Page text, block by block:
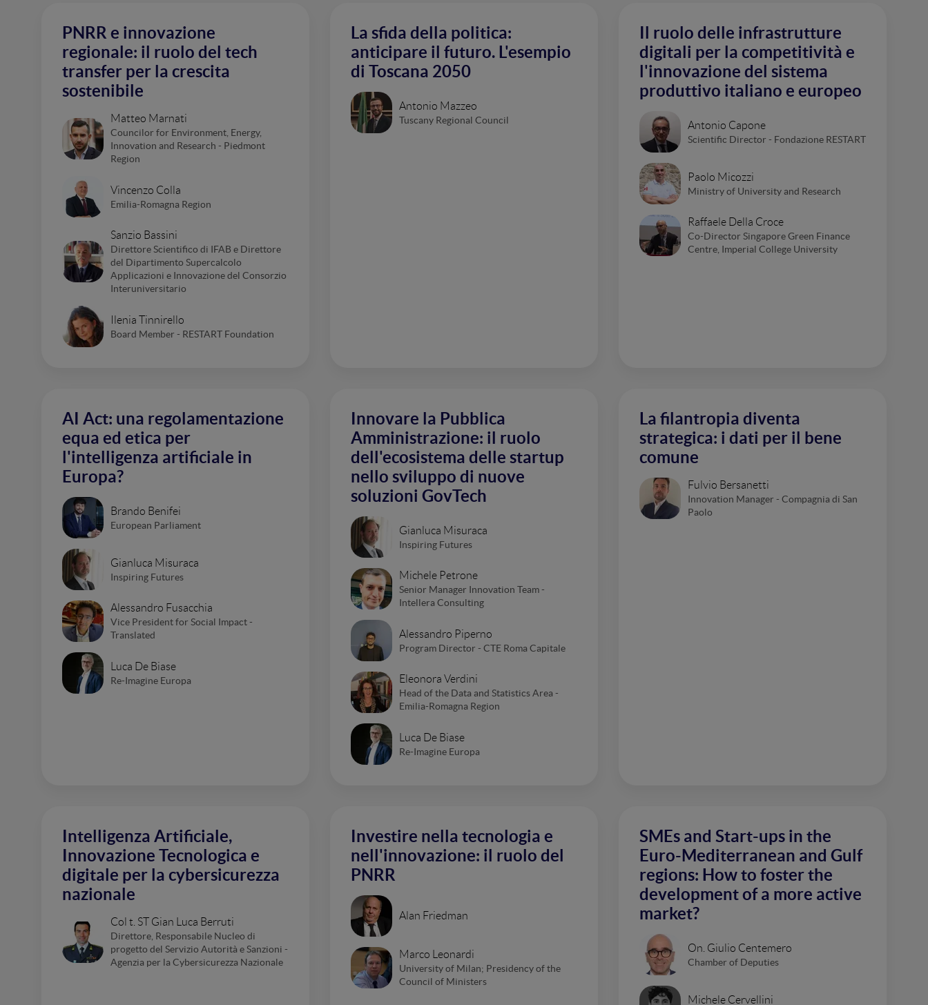
PNRR e innovazione
regionale: il ruolo del tech
transfer per la crescita
sostenibile
Matteo Marnati
Councilor for Environment, Energy,
Innovation and Research - Piedmont
Region
Vincenzo Colla
Emilia-Romagna Region
Sanzio Bassini
Direttore Scientifico di IFAB e Direttore
del Dipartimento Supercalcolo
Applicazioni e Innovazione del Consorzio
Interuniversitario
Ilenia Tinnirello
Board Member - RESTART Foundation
La sfida della politica:
anticipare il futuro. L'esempio
di Toscana 2050
Antonio Mazzeo
Tuscany Regional Council
Il ruolo delle infrastrutture
digitali per la competitività e
l'innovazione del sistema
produttivo italiano e europeo
Antonio Capone
Scientific Director - Fondazione RESTART
Paolo Micozzi
Ministry of University and Research
Raffaele Della Croce
Co-Director Singapore Green Finance
Centre, Imperial College University
AI Act: una regolamentazione
equa ed etica per
l'intelligenza artificiale in
Europa?
Brando Benifei
European Parliament
Gianluca Misuraca
Inspiring Futures
Alessandro Fusacchia
Vice President for Social Impact -
Translated
Luca De Biase
Re-Imagine Europa
Innovare la Pubblica
Amministrazione: il ruolo
dell'ecosistema delle startup
nello sviluppo di nuove
soluzioni GovTech
Gianluca Misuraca
Inspiring Futures
Michele Petrone
Senior Manager Innovation Team -
Intellera Consulting
Alessandro Piperno
Program Director - CTE Roma Capitale
Eleonora Verdini
Head of the Data and Statistics Area -
Emilia-Romagna Region
Luca De Biase
Re-Imagine Europa
La filantropia diventa
strategica: i dati per il bene
comune
Fulvio Bersanetti
Innovation Manager - Compagnia di San
Paolo
Intelligenza Artificiale,
Innovazione Tecnologica e
digitale per la cybersicurezza
nazionale
Col t. ST Gian Luca Berruti
Direttore, Responsabile Nucleo di
progetto del Servizio Autorità e Sanzioni -
Agenzia per la Cybersicurezza Nazionale
Investire nella tecnologia e
nell'innovazione: il ruolo del
PNRR
Alan Friedman
Marco Leonardi
University of Milan; Presidency of the
Council of Ministers
SMEs and Start-ups in the
Euro-Mediterranean and Gulf
regions: How to foster the
development of a more active
market?
On. Giulio Centemero
Chamber of Deputies
Michele Cervellini